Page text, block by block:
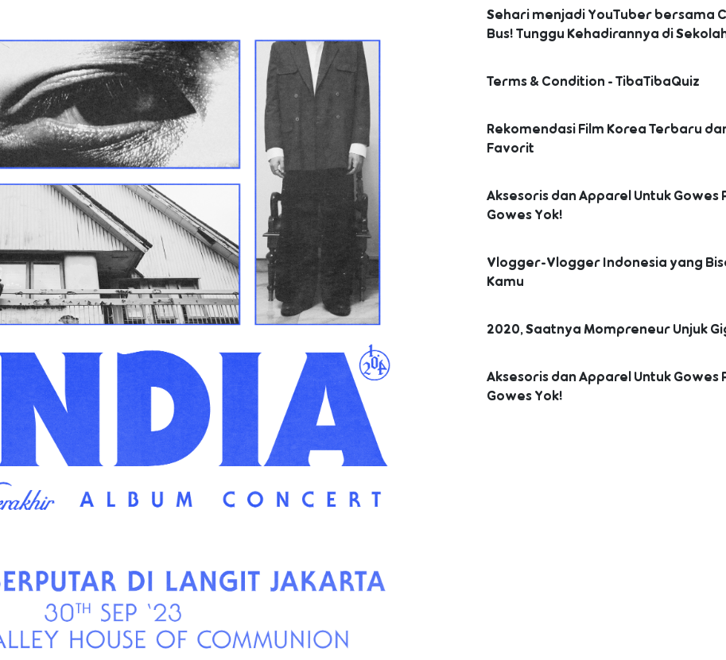
Sehari menjadi YouTuber bersama
Bus! Tunggu Kehadirannya di
Terms & Condition - TibaTibaQuiz
Rekomendasi Film Korea Terbaru
Favorit
Aksesoris dan Apparel Untuk Gowes
Gowes Yok!
Vlogger-Vlogger Indonesia yang
Kamu
2020, Saatnya Mompreneur Unjuk
Aksesoris dan Apparel Untuk Gowes
Gowes Yok!